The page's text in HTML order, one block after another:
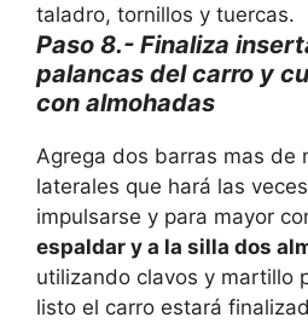
taladro, tornillos y tuercas.
Paso 8.- Finaliza
palancas del carro y
con almohadas
Agrega dos barras mas de
laterales que hará las
impulsarse y para mayor
espaldar y a la silla dos
utilizando clavos y martillo
listo el carro estará